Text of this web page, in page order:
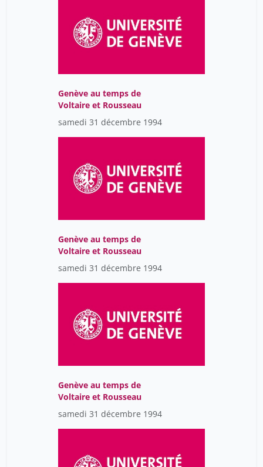
Genève au temps de
Voltaire et Rousseau
samedi 31 décembre 1994
Genève au temps de
Voltaire et Rousseau
samedi 31 décembre 1994
Genève au temps de
Voltaire et Rousseau
samedi 31 décembre 1994